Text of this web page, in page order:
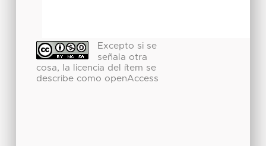
Excepto si se
señala otra
cosa, la licencia del ítem se
describe como openAccess